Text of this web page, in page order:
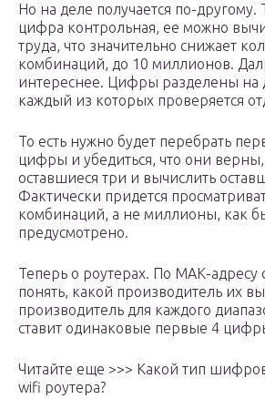
Но на деле получается по-другому.
цифра контрольная, ее можно
труда, что значительно снижает
комбинаций, до 10 миллионов.
интереснее. Цифры разделены на
каждый из которых проверяется
То есть нужно будет перебрать
цифры и убедиться, что они верны,
оставшиеся три и вычислить
Фактически придется
комбинаций, а не миллионы, как
предусмотрено.
Теперь о роутерах. По МАК-адресу
понять, какой производитель их
производитель для каждого
ставит одинаковые первые 4
Читайте еще >>> Какой тип
wifi роутера?